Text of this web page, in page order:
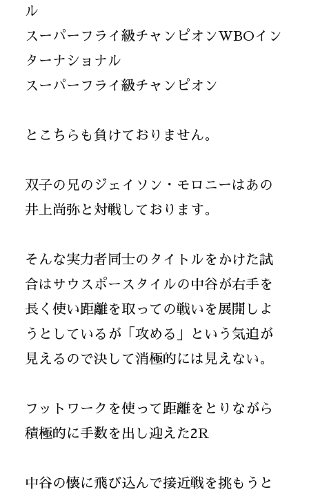
ル
スーパーフライ級チャンピオンWBOイン
ターナショナル
スーパーフライ級チャンピオン
とこちらも負けておりません。
双子の兄のジェイソン・モロニーはあの
井上尚弥と対戦しております。
そんな実力者同士のタイトルをかけた試
合はサウスポースタイルの中谷が右手を
長く使い距離を取っての戦いを展開しよ
うとしているが「攻める」という気迫が
見えるので決して消極的には見えない。
フットワークを使って距離をとりながら
積極的に手数を出し迎えた2R
中谷の懐に飛び込んで接近戦を挑もうと